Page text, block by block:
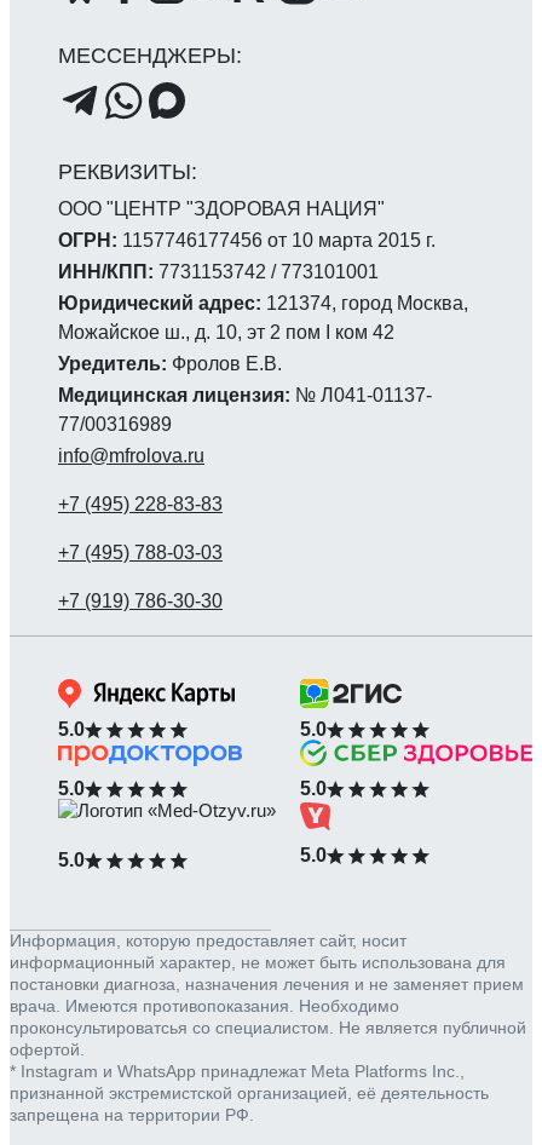
ООО "ЦЕНТР "ЗДОРОВАЯ НАЦИЯ"
ОГРН: 1157746177456 от 10 марта 2015 г.
ИНН/КПП: 7731153742 / 773101001
Юридический адрес: 121374, город Москва,
Можайское ш., д. 10, эт 2 пом I ком 42
Уредитель: Фролов Е.В.
Медицинская лицензия: № Л041-01137-
77/00316989
info@mfrolova.ru
5.0 5.0
5.0 5.0
5.0 5.0
Информация, которую предоставляет сайт, носит
информационный характер, не может быть использована для
постановки диагноза, назначения лечения и не заменяет прием
врача. Имеются противопоказания. Необходимо
проконсультироватсья со специалистом. Не является публичной
офертой.
* Instagram и WhatsApp принадлежат Meta Platforms Inc.,
признанной экстремистской организацией, её деятельность
запрещена на территории РФ.